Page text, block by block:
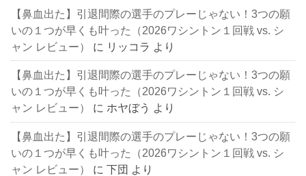
【鼻血出た】引退間際の選手のプレーじゃない！3つの願
いの１つが早くも叶った（2026ワシントン１回戦 vs. シ
ャン レビュー）
に リッコラ より
【鼻血出た】引退間際の選手のプレーじゃない！3つの願
いの１つが早くも叶った（2026ワシントン１回戦 vs. シ
ャン レビュー）
に ホヤぼう より
【鼻血出た】引退間際の選手のプレーじゃない！3つの願
いの１つが早くも叶った（2026ワシントン１回戦 vs. シ
ャン レビュー）
に下団 より